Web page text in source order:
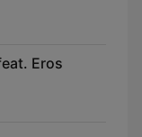
Eros